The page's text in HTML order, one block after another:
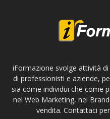
iFormazione svolge attività
di professionisti e aziende,
sia come individui che come
nel Web Marketing, nel
vendita. Contattaci